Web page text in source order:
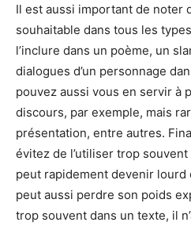
Il est aussi important de noter
souhaitable dans tous les
l’inclure dans un poème, un
dialogues d’un personnage
pouvez aussi vous en servir à
discours, par exemple, mais
présentation, entre autres.
évitez de l’utiliser trop
peut rapidement devenir lourd
peut aussi perdre son poids
trop souvent dans un texte, il